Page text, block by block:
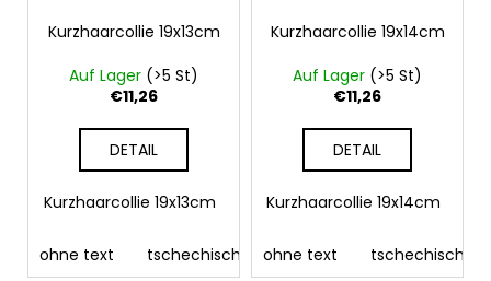
Kurzhaarcollie 19x13cm
Auf Lager (>5 St)
€11,26
DETAIL
Kurzhaarcollie 19x13cm
ohne text tschechisch deutsch englisch
Kurzhaarcollie 19x14cm
Auf Lager (>5 St)
€11,26
DETAIL
Kurzhaarcollie 19x14cm
ohne text tschechisch